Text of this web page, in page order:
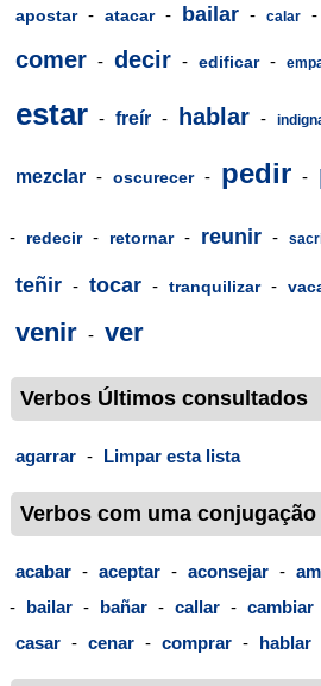
apostar - atacar - bailar - calar -
comer - decir - edificar -
estar - freír - hablar -
mezclar - oscurecer - pedir -
- redecir - retornar - reunir -
teñir - tocar - tranquilizar -
venir - ver
Verbos Últimos consultados
agarrar - Limpar esta lista
Verbos com uma
acabar - aceptar - aconsejar -
- bailar - bañar - callar - cambiar
casar - cenar - comprar - hablar